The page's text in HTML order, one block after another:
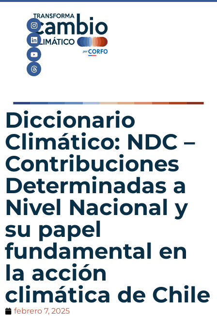
Diccionario
Climático: NDC –
Contribuciones
Determinadas a
Nivel Nacional y
su papel
fundamental en
la acción
climática de Chile
febrero 7, 2025